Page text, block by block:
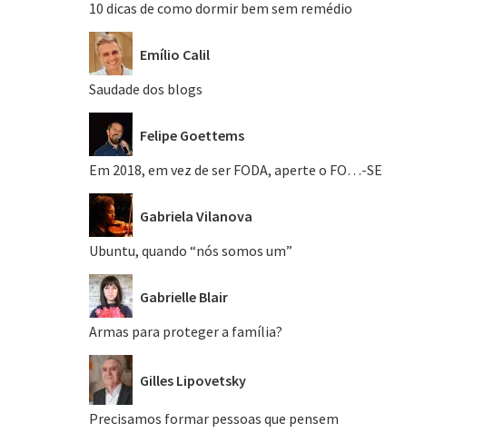
10 dicas de como dormir bem sem remédio
Emílio Calil
Saudade dos blogs
Felipe Goettems
Em 2018, em vez de ser FODA, aperte o FO…-SE
Gabriela Vilanova
Ubuntu, quando “nós somos um”
Gabrielle Blair
Armas para proteger a família?
Gilles Lipovetsky
Precisamos formar pessoas que pensem